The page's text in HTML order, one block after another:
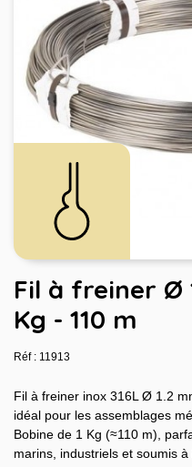
Fil à freiner Ø
Kg - 110 m
Réf : 11913
Fil à freiner inox 316L Ø 1.2
idéal pour les assemblages
Bobine de 1 Kg (≈110 m),
marins, industriels et soumis à